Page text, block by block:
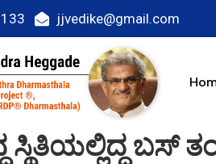
jjvedike@gmail.com
ಸ್ಥಿತಿಯಲ್ಲಿದ್ದ ಬಸ್